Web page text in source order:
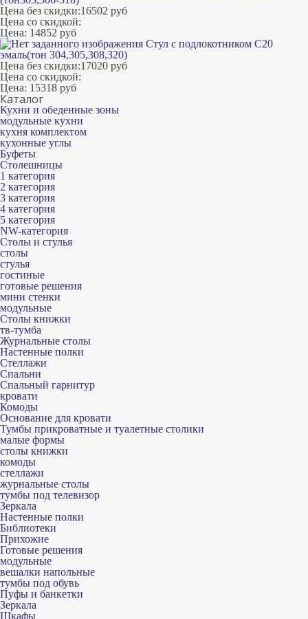
Цена без скидки:16502 руб
Цена со скидкой:
Цена: 14852 руб
Стул с подлокотником С20
эмаль(тон 304,305,308,320)
Цена без скидки:17020 руб
Цена со скидкой:
Цена: 15318 руб
Каталог
Кухни и обеденные зоны
модульные кухни
кухня комплектом
кухонные углы
Буфеты
Столешницы
1 категория
2 категория
3 категория
4 категория
5 категория
NW-категория
Столы и стулья
столы
стулья
гостиные
готовые решения
мини стенки
модульные
Столы книжки
тв-тумба
Журнальные столы
Настенные полки
Стеллажи
Спальни
Спальный гарнитур
кровати
Комоды
Основание для кровати
Тумбы прикроватные и туалетные столики
малые формы
столы книжки
комоды
стеллажи
журнальные столы
тумбы под телевизор
Зеркала
Настенные полки
Библиотеки
Прихожие
Готовые решения
модульные
вешалки напольные
тумбы под обувь
Пуфы и банкетки
Зеркала
Шкафы